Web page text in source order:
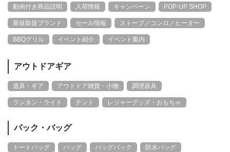
動画付き商品説明 入荷情報 キャンペーン POP-UP SHOP
新規取扱ブランド セール情報 ストーブ／コンロ／ヒーター
BBQグリル イベント紹介 イベント案内
アウトドアギア
道具・ギア アウトドア雑貨・小物 調理器具
ランタン・ライト テント レジャーグッズ・おもちゃ
パック・バッグ
トートバッグ バッグ バッグパック 防水バッグ